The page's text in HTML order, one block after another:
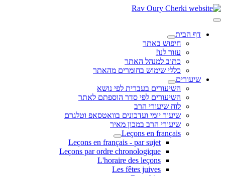
דף הבית
חיפוש באתר
עזור לנו!
כתוב למנהל האתר
כללי שימוש בחומרים מהאתר
שיעורים
השיעורים בעברית לפי נושא
השיעורים לפי סדר הוספתם לאתר
לוח שיעורי הרב
שיעור יומי ועדכונים בוואטסאפ וטלגרם
שיעורי הרב במכון מאיר
Leçons en français
Leçons en français - par sujet
Leçons par ordre chronologique
L'horaire des leçons
Les fêtes juives